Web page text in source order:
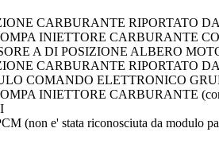
CARBURANTE RIPORTATO
INIETTORE CARBURANTE
A DI POSIZIONE ALBERO
CARBURANTE RIPORTATO
COMANDO ELETTRONICO
INIETTORE CARBURANTE
(non e' stata riconosciuta da modulo